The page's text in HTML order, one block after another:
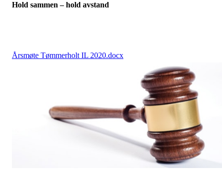
Hold sammen – hold avstand
Årsmøte Tømmerholt IL 2020.docx